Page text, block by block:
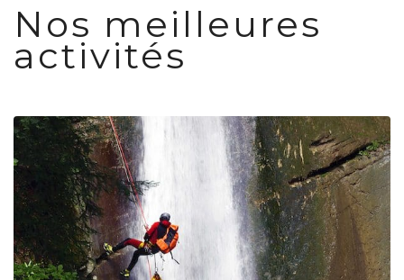
Nos meilleures
activités